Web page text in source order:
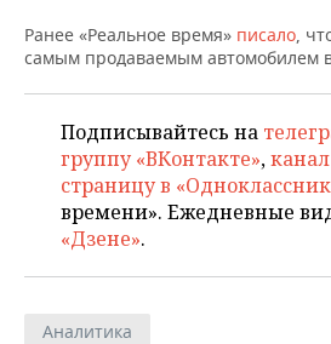
НЕФТЬ
ОПК
ЭНЕРГЕТИКА
РОЗНИЧНАЯ ТОРГОВЛЯ
УСЛУГИ
НОВОСТИ ТЕХНОЛОГИЙ
МЕДИА
ТЕЛЕКОММУНИКАЦИИ
МЕРОПРИЯТИЯ
ВЫЕЗДНАЯ РЕДАКЦИЯ
БИЗНЕС-БРАНЧИ
ONLINE-КОНФЕРЕНЦИИ
НОВОСТИ СПОРТА
ФУТБОЛ
ХОККЕЙ
ОБЩЕСТВО
НОВОСТИ ОБЩЕСТВА
ВЛАСТЬ
ФОТОГАЛЕРЕЯ
СЮЖЕТЫ
Ранее «Реальное время» писало,
самым продаваемым автомобилем
Подписывайтесь на
группу «ВКонтакте»,
страницу в
времени». Ежедневные
«Дзене».
Аналитика